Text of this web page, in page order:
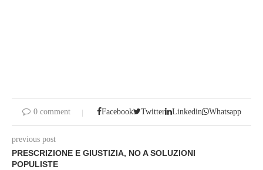
0 comment Facebook Twitter Linkedin Whatsapp
previous post
PRESCRIZIONE E GIUSTIZIA, NO A SOLUZIONI
POPULISTE